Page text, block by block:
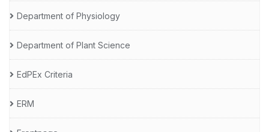
Department of Physiology
Department of Plant Science
EdPEx Criteria
ERM